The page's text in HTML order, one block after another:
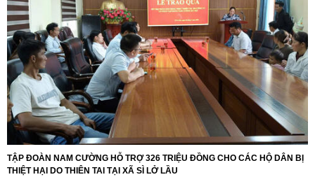
TẬP ĐOÀN NAM CƯỜNG HỖ TRỢ 326 TRIỆU ĐỒNG CHO CÁC HỘ DÂN BỊ
THIỆT HẠI DO THIÊN TAI TẠI XÃ SÌ LỞ LẦU